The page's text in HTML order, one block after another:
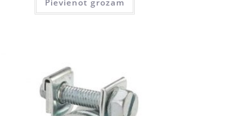
Pievienot grozam